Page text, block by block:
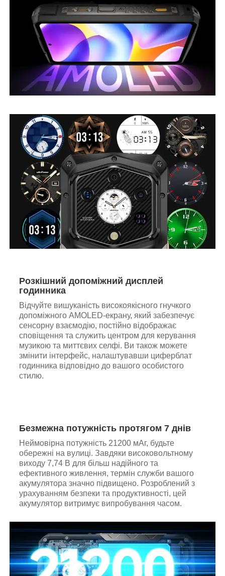
Розкішний допоміжний дисплей
годинника
Відчуйте вишуканість високоякісного гнучкого
допоміжного AMOLED-екрану, який забезпечує
сенсорну взаємодію, постійно відображає
сповіщення та служить центром для керування
музикою та миттєвих селфі. Ви також можете
змінити інтерфейс, налаштувавши циферблат
годинника відповідно до вашого особистого
стилю.
Безмежна потужність протягом 7 днів
Неймовірна потужність 21200 мАг, будьте
обережні на вулиці. Завдяки високовольтному
виходу 7,74 В для більш надійного та
ефективного живлення, термін служби вашого
акумулятора значно підвищено. Розроблений з
урахуванням безпеки та продуктивності, цей
акумулятор витримує випробування часом.